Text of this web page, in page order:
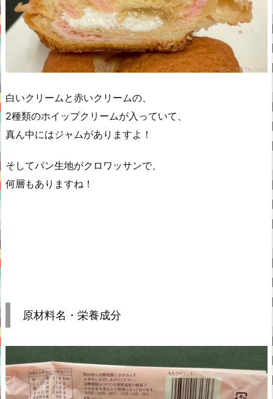
白いクリームと赤いクリームの、
2種類のホイップクリームが入っていて、
真ん中にはジャムがありますよ！
そしてパン生地がクロワッサンで、
何層もありますね！
原材料名・栄養成分